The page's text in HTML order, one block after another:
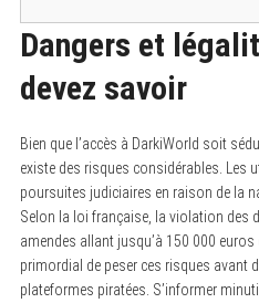
Dangers et
devez savoir
Bien que l’accès à DarkiWorld soit
existe des risques considérables. Les
poursuites judiciaires en raison de la
Selon la loi française, la violation des
amendes allant jusqu’à 150 000
primordial de peser ces risques avant
plateformes piratées. S’informer